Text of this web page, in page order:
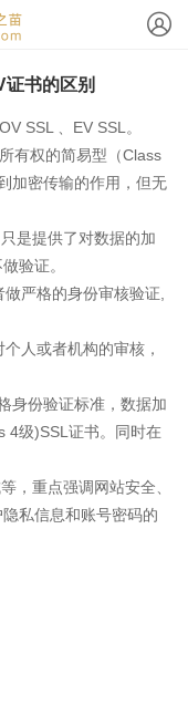
证书的区别
SSL 、EV SSL。
有权的简易型（Class
加密传输的作用，但无
是提供了对数据的加
验证。
严格的身份审核验证,
人或者机构的审核，
身份验证标准，数据加
4级)SSL证书。同时在
，重点强调网站安全、
私信息和账号密码的